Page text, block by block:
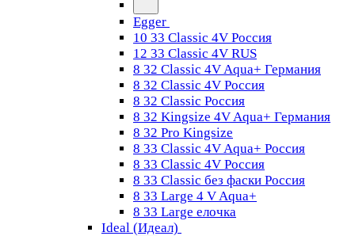
Egger
10 33 Classic 4V Россия
12 33 Classic 4V RUS
8 32 Classic 4V Aqua+ Германия
8 32 Classic 4V Россия
8 32 Classic Россия
8 32 Kingsize 4V Aqua+ Германия
8 32 Pro Kingsize
8 33 Classic 4V Aqua+ Россия
8 33 Classic 4V Россия
8 33 Classic без фаски Россия
8 33 Large 4 V Aqua+
8 33 Large елочка
Ideal (Идеал)